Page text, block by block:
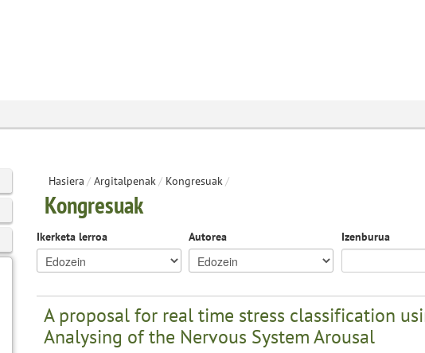
Hasiera / Argitalpenak/ Kongresuak/
Kongresuak
Ikerketa lerroa Autorea Izenburua
A proposal for real time stress classification
Analysing of the Nervous System Arousal